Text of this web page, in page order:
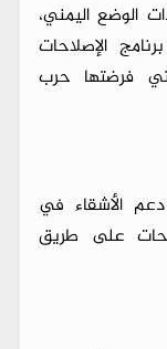
الوضع اليمني،
الإصلاحات
فرضتها حرب
الأشقاء في
على طريق